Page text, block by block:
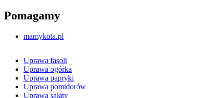
Pomagamy
mamykota.pl
Uprawa fasoli
Uprawa ogórka
Uprawa papryki
Uprawa pomidorów
Uprawa sałaty